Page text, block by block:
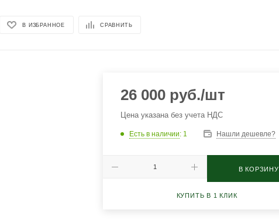
В ИЗБРАННОЕ СРАВНИТЬ
26 000 руб./шт
Цена указана без учета НДС
Есть в наличии: 1 Нашли дешевле?
В КОРЗИНУ
КУПИТЬ В 1 КЛИК